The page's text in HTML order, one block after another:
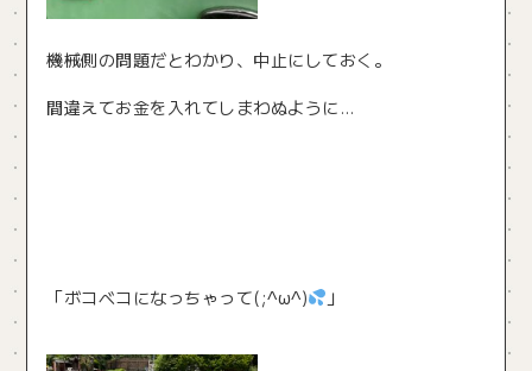
機械側の問題だとわかり、中止にしておく。
間違えてお金を入れてしまわぬように…
「ボコベコになっちゃって(;^ω^) 」